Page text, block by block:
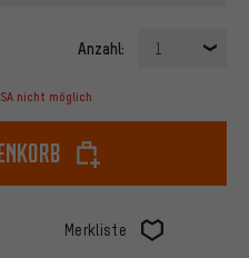
Anzahl: 1
nicht möglich
Merkliste